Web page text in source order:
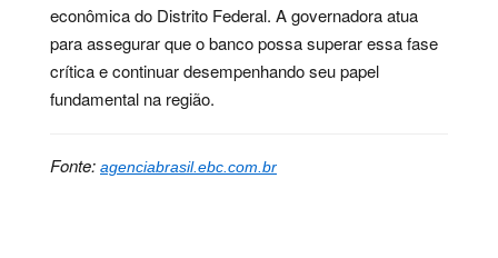
econômica do Distrito Federal. A governadora atua
para assegurar que o banco possa superar essa fase
crítica e continuar desempenhando seu papel
fundamental na região.
Fonte: agenciabrasil.ebc.com.br